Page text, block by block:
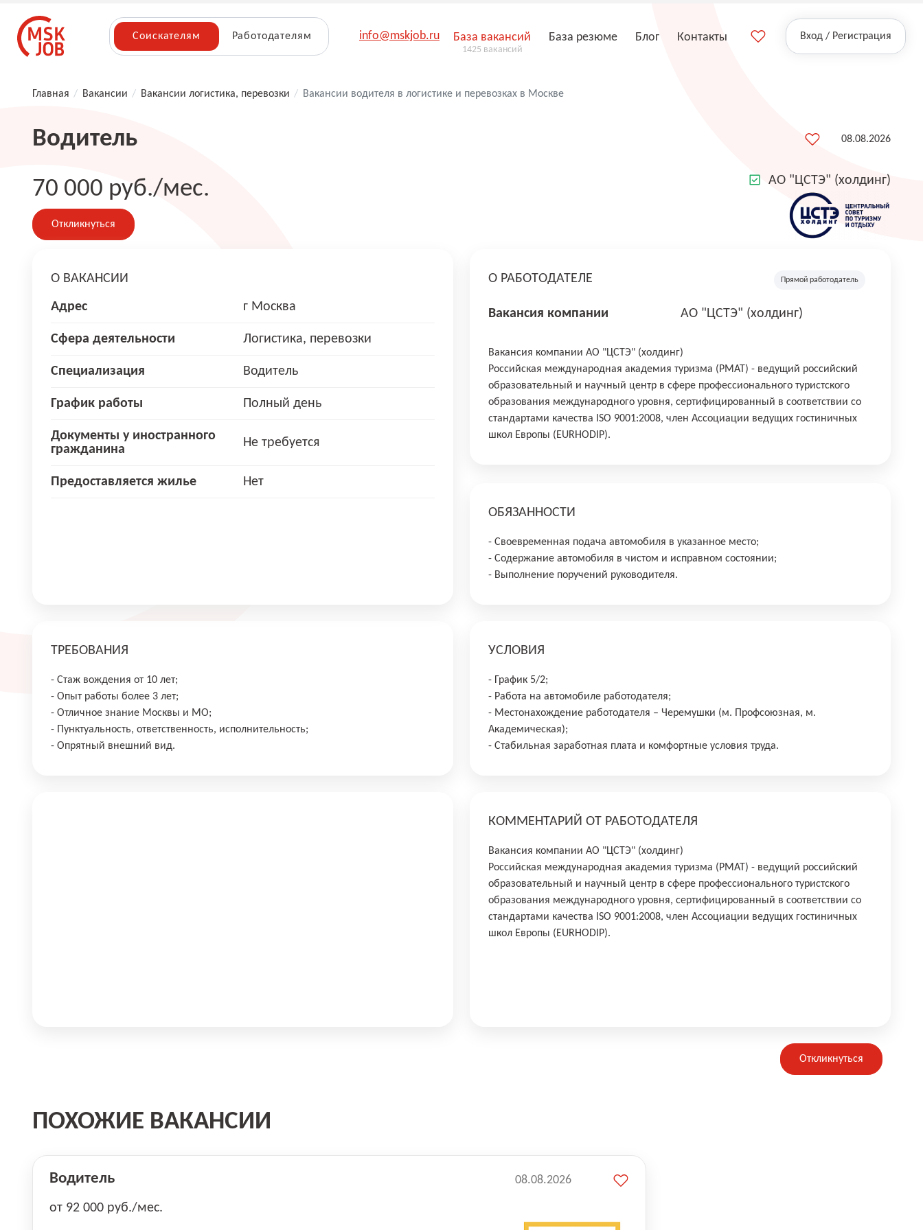
Соискателям Работодателям info@mskjob.ru База вакансий
1425 вакансий
База резюме Блог Контакты Вход / Регистрация
Главная / Вакансии / Вакансии логистика, перевозки / Вакансии водителя в логистике и перевозках в Москве
Водитель 08.08.2026
70 000 руб./мес.
Откликнуться
АО "ЦСТЭ" (холдинг)
О ВАКАНСИИ
Адрес г Москва
Сфера деятельности Логистика, перевозки
Специализация Водитель
График работы Полный день
Документы у иностранного
гражданина
Не требуется
Предоставляется жилье Нет
О РАБОТОДАТЕЛЕ Прямой работодатель
Вакансия компании АО "ЦСТЭ" (холдинг)
Вакансия компании АО "ЦСТЭ" (холдинг)
Российская международная академия туризма (РМАТ) - ведущий российский
образовательный и научный центр в сфере профессионального туристского
образования международного уровня, сертифицированный в соответствии со
стандартами качества ISO 9001:2008, член Ассоциации ведущих гостиничных
школ Европы (EURHODIP).
ОБЯЗАННОСТИ
- Своевременная подача автомобиля в указанное место;
- Содержание автомобиля в чистом и исправном состоянии;
- Выполнение поручений руководителя.
ТРЕБОВАНИЯ
- Стаж вождения от 10 лет;
- Опыт работы более 3 лет;
- Отличное знание Москвы и МО;
- Пунктуальность, ответственность, исполнительность;
- Опрятный внешний вид.
УСЛОВИЯ
- График 5/2;
- Работа на автомобиле работодателя;
- Местонахождение работодателя – Черемушки (м. Профсоюзная, м.
Академическая);
- Стабильная заработная плата и комфортные условия труда.
КОММЕНТАРИЙ ОТ РАБОТОДАТЕЛЯ
Вакансия компании АО "ЦСТЭ" (холдинг)
Российская международная академия туризма (РМАТ) - ведущий российский
образовательный и научный центр в сфере профессионального туристского
образования международного уровня, сертифицированный в соответствии со
стандартами качества ISO 9001:2008, член Ассоциации ведущих гостиничных
школ Европы (EURHODIP).
Откликнуться
ПОХОЖИЕ ВАКАНСИИ
Водитель
от 92 000 руб./мес.
08.08.2026